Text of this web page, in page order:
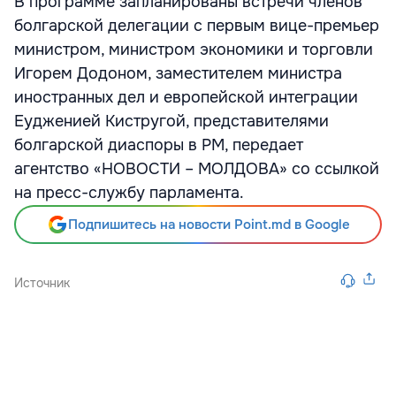
болгарской делегации с первым вице-премьер
министром, министром экономики и торговли
Игорем Додоном, заместителем министра
иностранных дел и европейской интеграции
Еудженией Кистругой, представителями
болгарской диаспоры в РМ, передает
агентство «НОВОСТИ – МОЛДОВА» со ссылкой
на пресс-службу парламента.
Подпишитесь на новости Point.md в Google
Источник